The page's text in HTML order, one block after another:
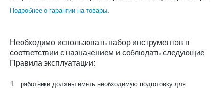
Подробнее о гарантии на товары.
Необходимо использовать набор инструментов в
соответствии с назначением и соблюдать следующие
Правила эксплуатации:
1.
работники должны иметь необходимую подготовку для